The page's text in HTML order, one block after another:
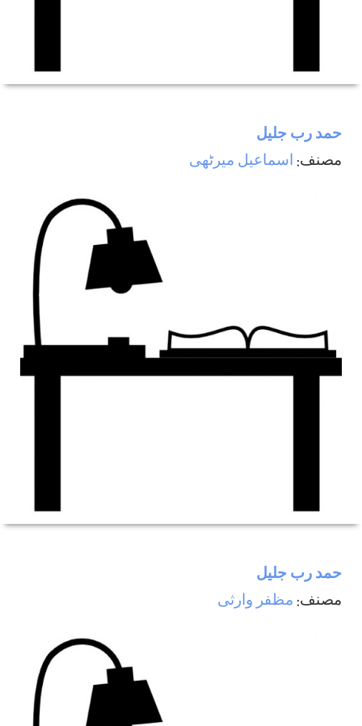
حمد رب جليل
مصنف: اسماعيل ميرٹھی
حمد رب جليل
مصنف: مظفر وارثی